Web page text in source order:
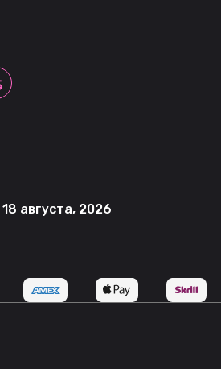
18 августа, 2026